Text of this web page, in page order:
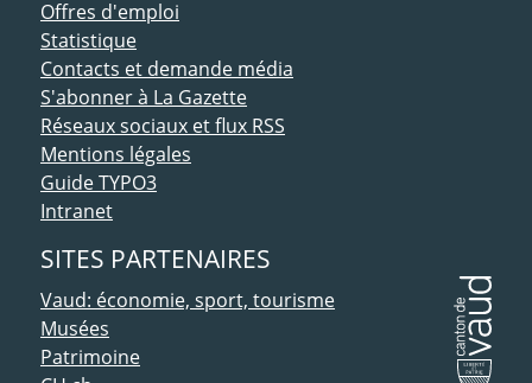
Offres d'emploi
Statistique
Contacts et demande média
S'abonner à La Gazette
Réseaux sociaux et flux RSS
Mentions légales
Guide TYPO3
Intranet
SITES PARTENAIRES
Vaud: économie, sport, tourisme
Musées
Patrimoine